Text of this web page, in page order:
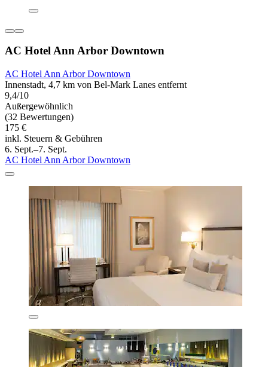
AC Hotel Ann Arbor Downtown
AC Hotel Ann Arbor Downtown
Innenstadt, 4,7 km von Bel-Mark Lanes entfernt
9,4/10
Außergewöhnlich
(32 Bewertungen)
175 €
inkl. Steuern & Gebühren
6. Sept.–7. Sept.
AC Hotel Ann Arbor Downtown